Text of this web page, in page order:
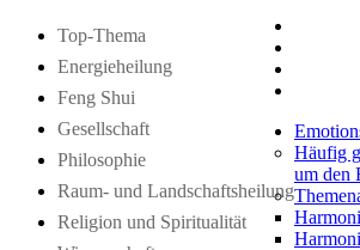
Top-Thema
Energieheilung
Feng Shui
Gesellschaft
Philosophie
Raum- und Landschaftsheilung
Religion und Spiritualität
Häufig
um den